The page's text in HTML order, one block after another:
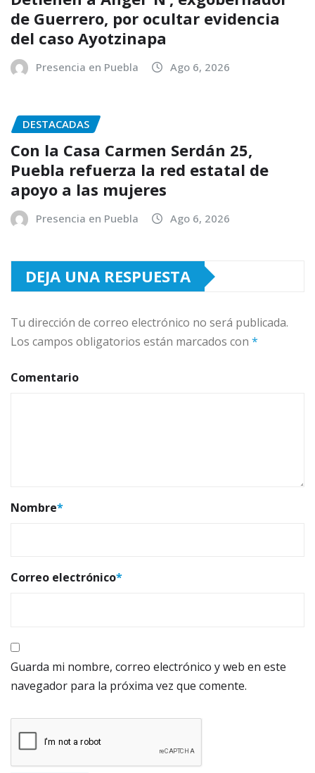
de Guerrero, por ocultar evidencia
del caso Ayotzinapa
Presencia en Puebla Ago 6, 2026
DESTACADAS
Con la Casa Carmen Serdán 25,
Puebla refuerza la red estatal de
apoyo a las mujeres
Presencia en Puebla Ago 6, 2026
DEJA UNA RESPUESTA
Tu dirección de correo electrónico no será publicada.
Los campos obligatorios están marcados con *
Comentario
Nombre*
Correo electrónico*
Guarda mi nombre, correo electrónico y web en este
navegador para la próxima vez que comente.